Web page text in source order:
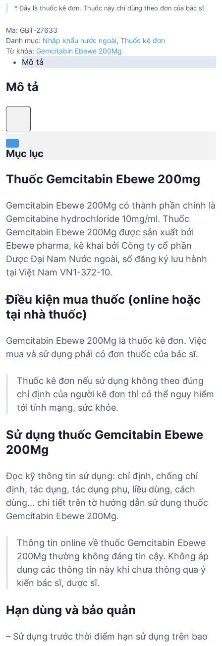
* Đây là thuốc kê đơn. Thuốc này chỉ dùng theo đơn của bác sĩ
Mã: GBT-27633
Danh mục: Nhập khẩu nước ngoài, Thuốc kê đơn
Từ khóa: Gemcitabin Ebewe 200Mg
Mô tả
Mô tả
Mục lục
Thuốc Gemcitabin Ebewe 200mg
Gemcitabin Ebewe 200Mg có thành phần chính là
Gemcitabine hydrochloride 10mg/ml. Thuốc
Gemcitabin Ebewe 200Mg được sản xuất bởi
Ebewe pharma, kê khai bởi Công ty cổ phần
Dược Đại Nam Nước ngoài, số đăng ký lưu hành
tại Việt Nam VN1-372-10.
Điều kiện mua thuốc (online hoặc
tại nhà thuốc)
Gemcitabin Ebewe 200Mg là thuốc kê đơn. Việc
mua và sử dụng phải có đơn thuốc của bác sĩ.
Thuốc kê đơn nếu sử dụng không theo đúng
chỉ định của người kê đơn thì có thể nguy hiểm
tới tính mạng, sức khỏe.
Sử dụng thuốc Gemcitabin Ebewe
200Mg
Đọc kỹ thông tin sử dụng: chỉ định, chống chỉ
định, tác dụng, tác dụng phụ, liều dùng, cách
dùng… chi tiết trên tờ hướng dẫn sử dụng thuốc
Gemcitabin Ebewe 200Mg.
Thông tin online về thuốc Gemcitabin Ebewe
200Mg thường không đáng tin cậy. Không áp
dụng các thông tin này khi chưa thông qua ý
kiến bác sĩ, dược sĩ.
Hạn dùng và bảo quản
– Sử dụng trước thời điểm hạn sử dụng trên bao